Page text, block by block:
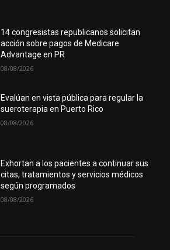
14 congresistas republicanos solicitan
acción sobre pagos de Medicare
Advantage en PR
08/08/2026
Evalúan en vista pública para regular la
sueroterapia en Puerto Rico
08/08/2026
Exhortan a los pacientes a continuar sus
citas, tratamientos y servicios médicos
según programados
08/08/2026